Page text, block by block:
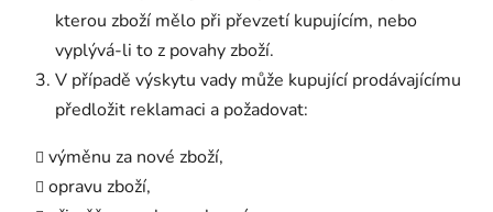
kterou zboží mělo při převzetí kupujícím, nebo
vyplývá-li to z povahy zboží.
V případě výskytu vady může kupující prodávajícímu
předložit reklamaci a požadovat:
výměnu za nové zboží,
opravu zboží,